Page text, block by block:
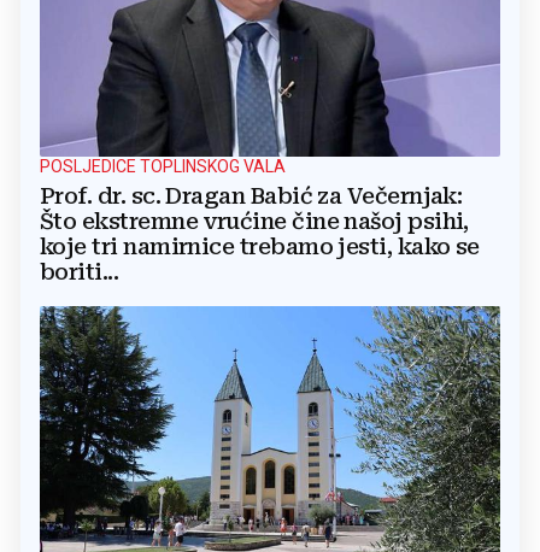
POSLJEDICE TOPLINSKOG VALA
Prof. dr. sc. Dragan Babić za Večernjak:
Što ekstremne vrućine čine našoj psihi,
koje tri namirnice trebamo jesti, kako se
boriti...